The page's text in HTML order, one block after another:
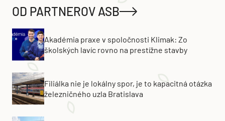
OD PARTNEROV ASB
Akadémia praxe v spoločnosti Klimak: Zo
školských lavíc rovno na prestížne stavby
Filiálka nie je lokálny spor, je to kapacitná otázka
železničného uzla Bratislava